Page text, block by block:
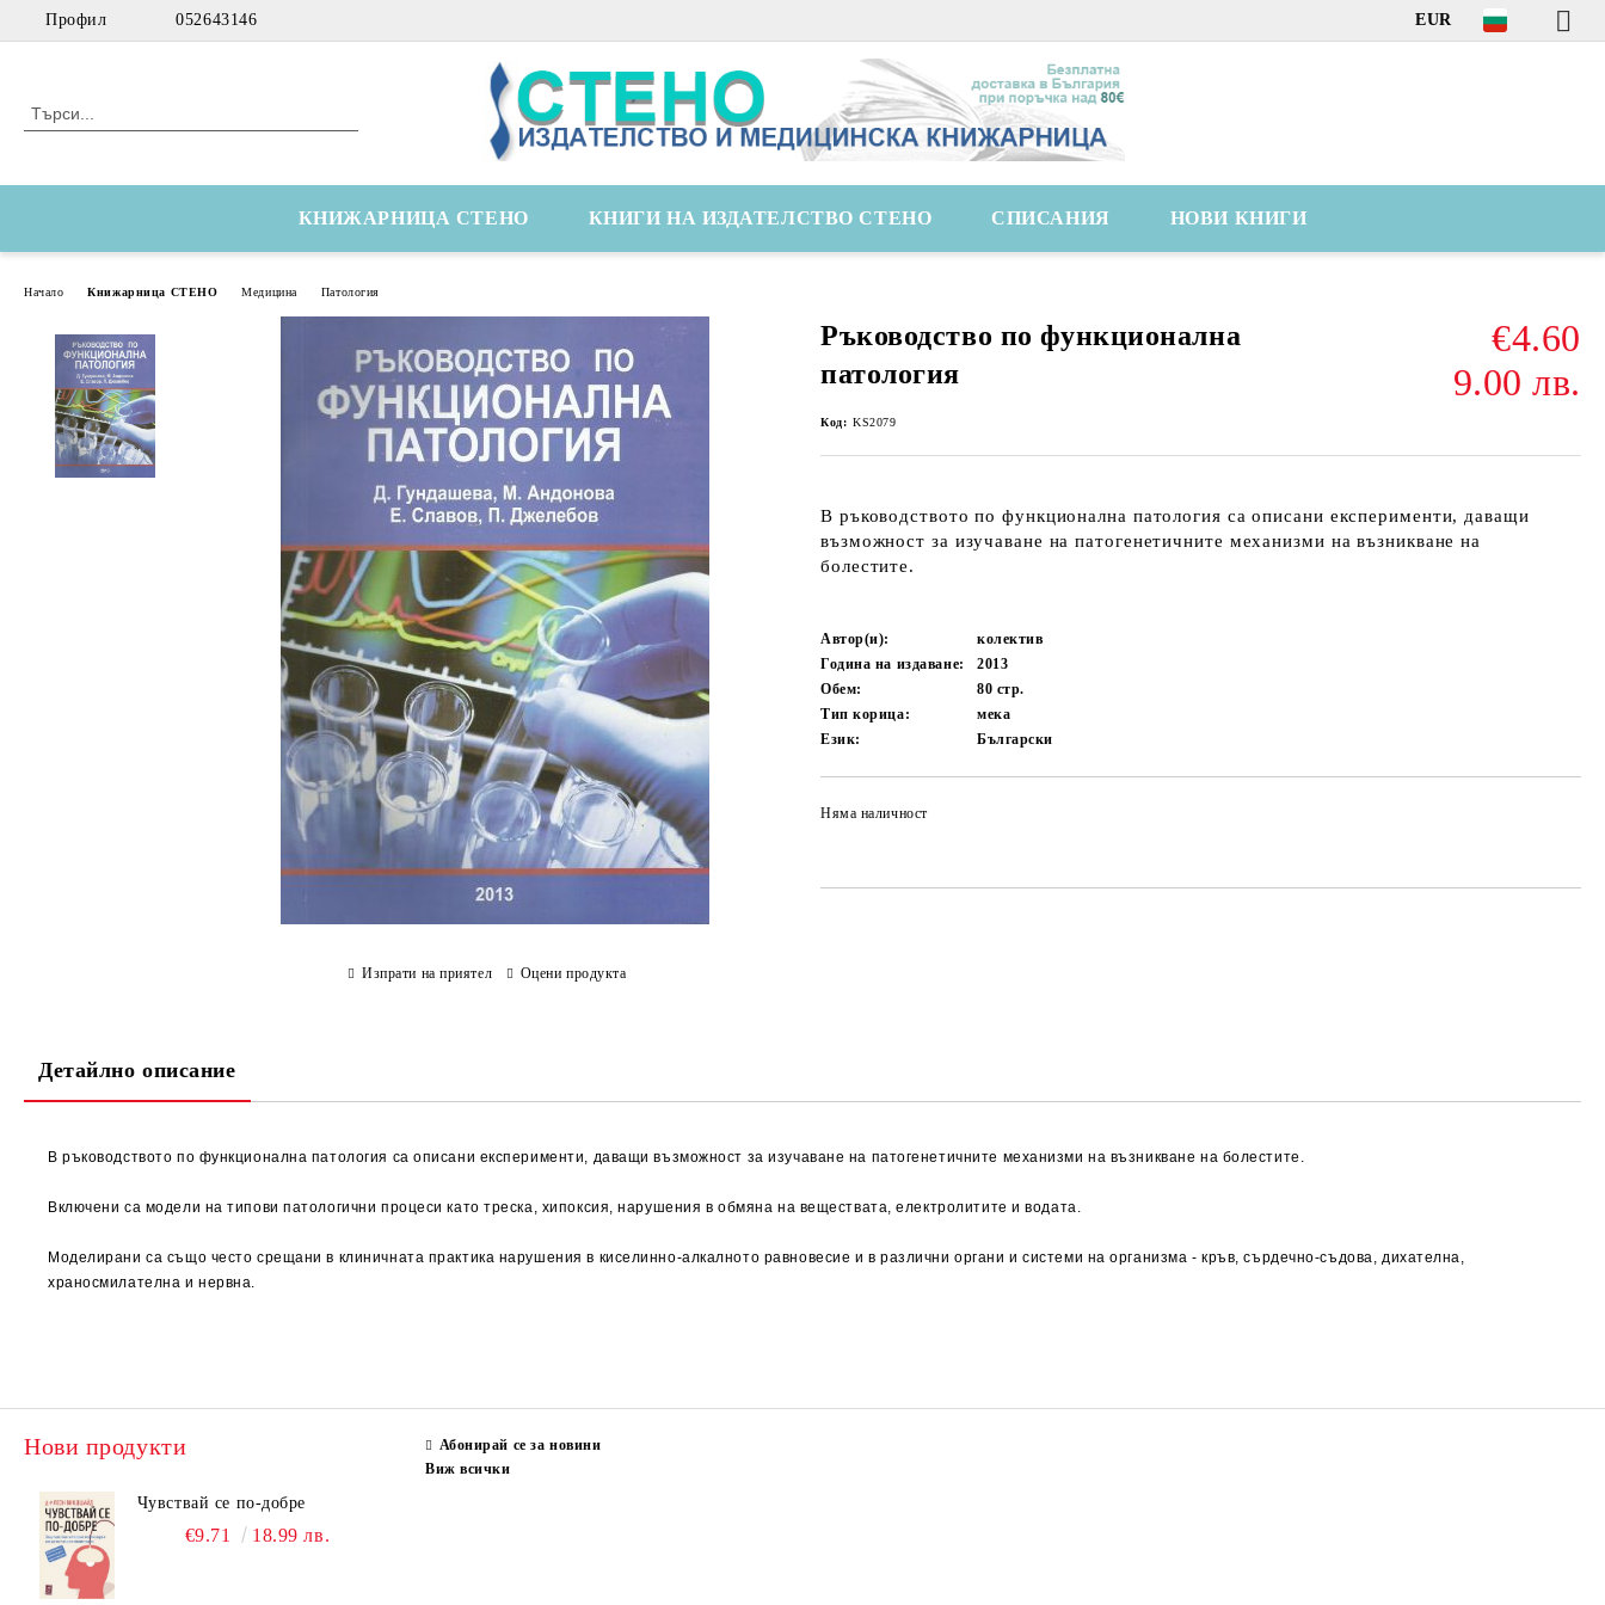
Профил 052643146 EUR
КНИЖАРНИЦА СТЕНО КНИГИ НА ИЗДАТЕЛСТВО СТЕНО СПИСАНИЯ НОВИ КНИГИ
Начало Книжарница СТЕНО Медицина Патология
Ръководство по функционална
патология
€4.60
9.00 лв.
Код: KS2079
В ръководството по функционална патология са описани експерименти, даващи
възможност за изучаване на патогенетичните механизми на възникване на
болестите.
Автор(и):
колектив
Година на издаване:
2013
Обем:
80 стр.
Тип корица:
мека
Език:
Български
Няма наличност
Изпрати на приятел Оцени продукта
Детайлно описание
В ръководството по функционална патология са описани експерименти, даващи възможност за изучаване на патогенетичните механизми на възникване на болестите.
Включени са модели на типови патологични процеси като треска, хипоксия, нарушения в обмяна на веществата, електролитите и водата.
Моделирани са също често срещани в клиничната практика нарушения в киселинно-алкалното равновесие и в различни органи и системи на организма - кръв, сърдечно-съдова, дихателна,
храносмилателна и нервна.
Нови продукти
Чувствай се по-добре
€9.71 18.99 лв.
Абонирай се за новини
Виж всички